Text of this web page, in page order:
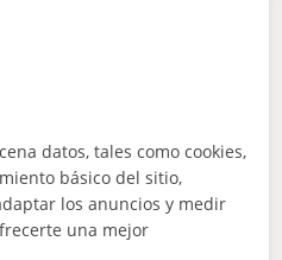
Mon...
datos, tales como cookies,
básico del sitio,
los anuncios y medir
una mejor